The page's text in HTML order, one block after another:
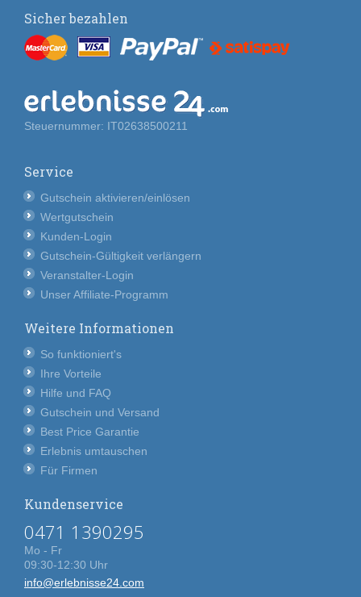
Sicher bezahlen
Steuernummer: IT02638500211
Service
Gutschein aktivieren/einlösen
Wertgutschein
Kunden-Login
Gutschein-Gültigkeit verlängern
Veranstalter-Login
Unser Affiliate-Programm
Weitere Informationen
So funktioniert's
Ihre Vorteile
Hilfe und FAQ
Gutschein und Versand
Best Price Garantie
Erlebnis umtauschen
Für Firmen
Kundenservice
0471 1390295
Mo - Fr
09:30-12:30 Uhr
info@erlebnisse24.com